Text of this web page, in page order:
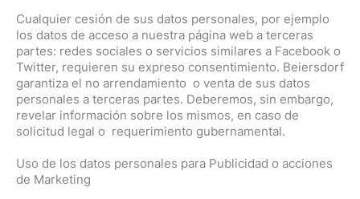
Cualquier cesión de sus datos personales, por ejemplo
los datos de acceso a nuestra página web a terceras
partes: redes sociales o servicios similares a Facebook o
Twitter, requieren su expreso consentimiento. Beiersdorf
garantiza el no arrendamiento o venta de sus datos
personales a terceras partes. Deberemos, sin embargo,
revelar información sobre los mismos, en caso de
solicitud legal o requerimiento gubernamental.
Uso de los datos personales para Publicidad o acciones
de Marketing